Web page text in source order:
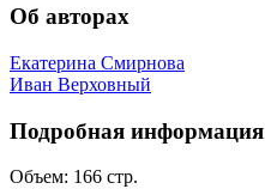
Об авторах
Екатерина Смирнова
Иван Верховный
Подробная информация
Объем: 166 стр.